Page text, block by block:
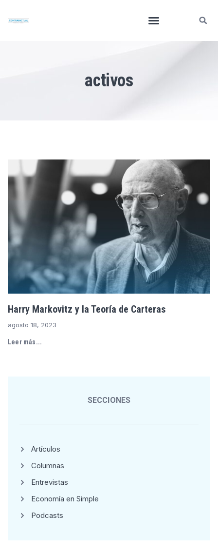
activos
Harry Markovitz y la Teoría de Carteras
agosto 18, 2023
Leer más...
SECCIONES
Artículos
Columnas
Entrevistas
Economía en Simple
Podcasts